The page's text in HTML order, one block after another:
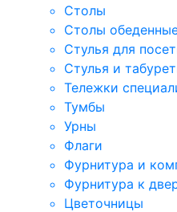
Столы
Столы
Стулья для
Стулья и
Тележки
Тумбы
Урны
Флаги
Фурнитура и
Фурнитура к
Цветочницы